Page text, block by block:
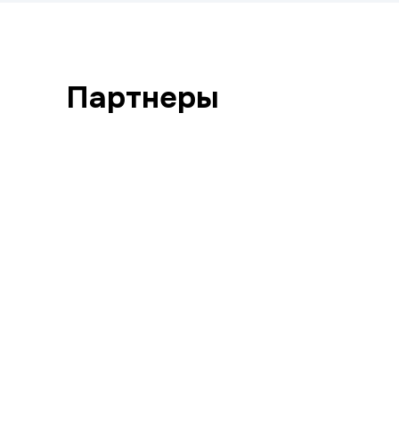
Партнеры